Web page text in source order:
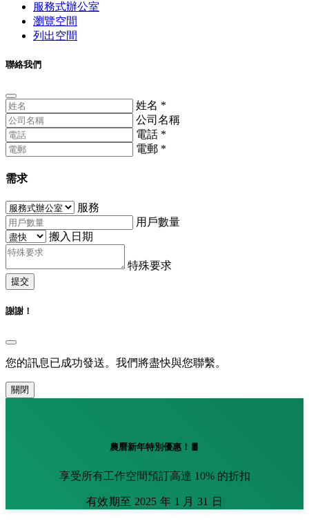
服務式辦公室
瀏覽空間
列出空間
聯絡我們
姓名 *
公司名稱
電話 *
電郵 *
需求
服務
用戶數量
搬入日期
特殊要求
提交
謝謝！
您的訊息已成功發送。我們將盡快與您聯繫。
關閉
農曆新年特別優惠！🧧
享受所有工作空間預訂高達 10% 的折扣
有效期至 2025 年 1 月 31 日